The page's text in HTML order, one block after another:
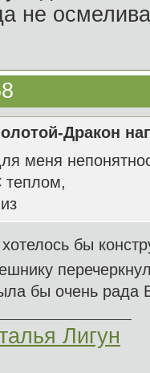
не
Дракон
меня
теплом,
бы
бы очень рада
Лигун